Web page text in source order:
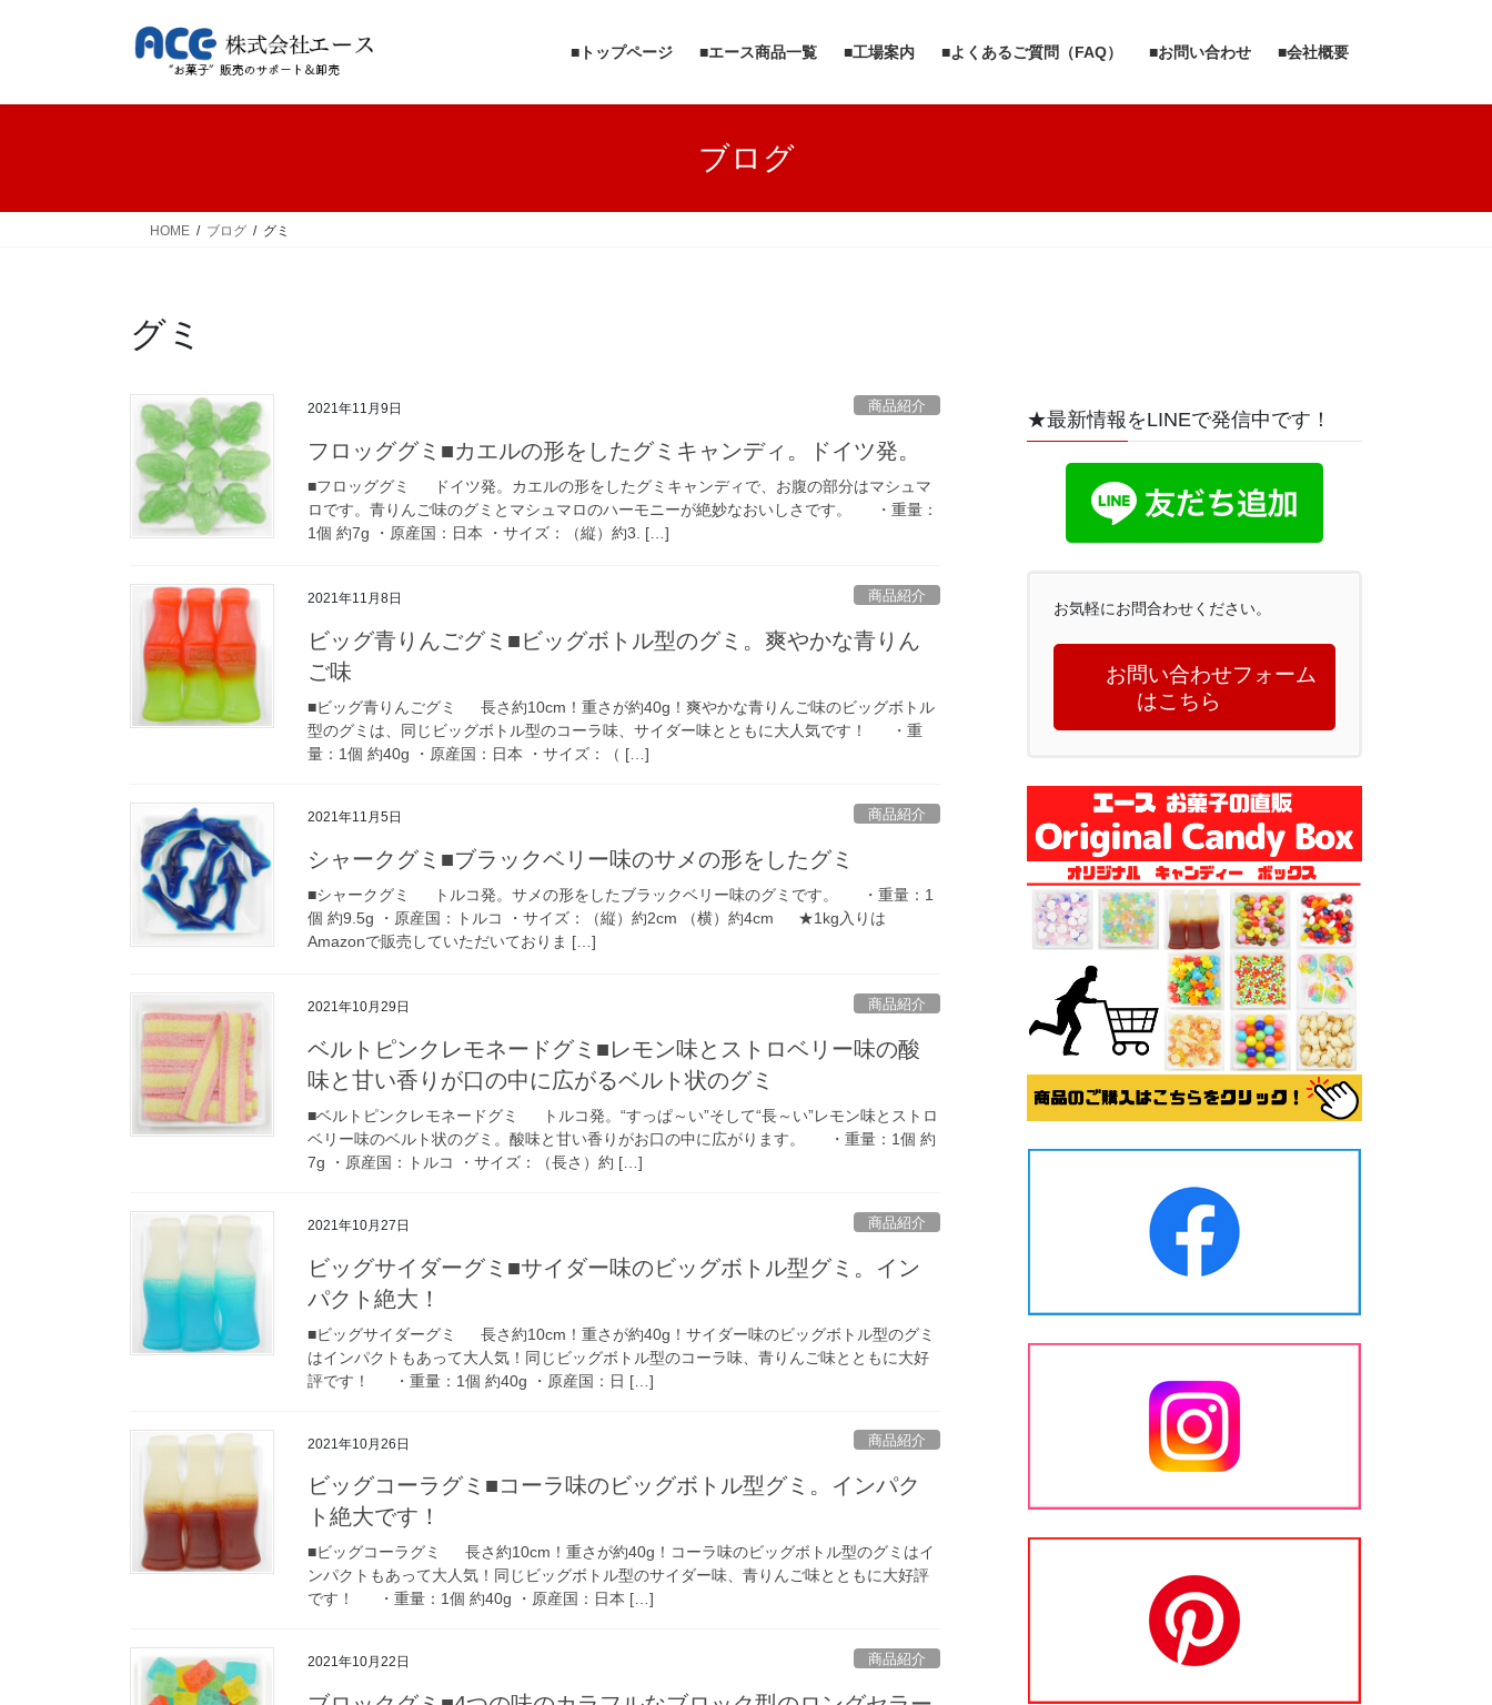
■トップページ ■エース商品一覧 ■工場案内 ■よくあるご質問（FAQ） ■お問い合わせ ■会社概要
ブログ
HOME ブログ グミ
グミ
2021年11月9日 商品紹介
フロッググミ■カエルの形をしたグミキャンディ。ドイツ発。
■フロッググミ ドイツ発。カエルの形をしたグミキャンディで、お腹の部分はマシュマ
ロです。青りんご味のグミとマシュマロのハーモニーが絶妙なおいしさです。 ・重量：
1個 約7g ・原産国：日本 ・サイズ：（縦）約3. […]
2021年11月8日 商品紹介
ビッグ青りんごグミ■ビッグボトル型のグミ。爽やかな青りん
ご味
■ビッグ青りんごグミ 長さ約10cm！重さが約40g！爽やかな青りんご味のビッグボトル
型のグミは、同じビッグボトル型のコーラ味、サイダー味とともに大人気です！ ・重
量：1個 約40g ・原産国：日本 ・サイズ：（ […]
2021年11月5日 商品紹介
シャークグミ■ブラックベリー味のサメの形をしたグミ
■シャークグミ トルコ発。サメの形をしたブラックベリー味のグミです。 ・重量：1
個 約9.5g ・原産国：トルコ ・サイズ：（縦）約2cm （横）約4cm ★1kg入りは
Amazonで販売していただいておりま […]
2021年10月29日 商品紹介
ベルトピンクレモネードグミ■レモン味とストロベリー味の酸
味と甘い香りが口の中に広がるベルト状のグミ
■ベルトピンクレモネードグミ トルコ発。“すっぱ～い”そして“長～い”レモン味とストロ
ベリー味のベルト状のグミ。酸味と甘い香りがお口の中に広がります。 ・重量：1個 約
7g ・原産国：トルコ ・サイズ：（長さ）約 […]
2021年10月27日 商品紹介
ビッグサイダーグミ■サイダー味のビッグボトル型グミ。イン
パクト絶大！
■ビッグサイダーグミ 長さ約10cm！重さが約40g！サイダー味のビッグボトル型のグミ
はインパクトもあって大人気！同じビッグボトル型のコーラ味、青りんご味とともに大好
評です！ ・重量：1個 約40g ・原産国：日 […]
2021年10月26日 商品紹介
ビッグコーラグミ■コーラ味のビッグボトル型グミ。インパク
ト絶大です！
■ビッグコーラグミ 長さ約10cm！重さが約40g！コーラ味のビッグボトル型のグミはイ
ンパクトもあって大人気！同じビッグボトル型のサイダー味、青りんご味とともに大好評
です！ ・重量：1個 約40g ・原産国：日本 […]
2021年10月22日 商品紹介
★最新情報をLINEで発信中です！
お気軽にお問合わせください。
お問い合わせフォーム
はこちら